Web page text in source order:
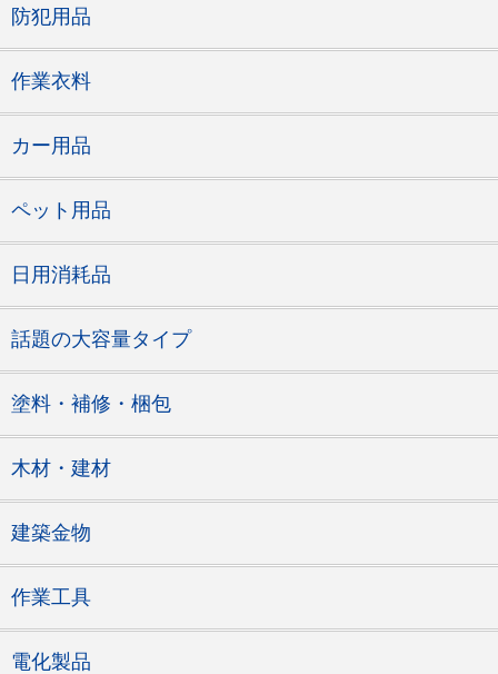
防犯用品
作業衣料
カー用品
ペット用品
日用消耗品
話題の大容量タイプ
塗料・補修・梱包
木材・建材
建築金物
作業工具
電化製品